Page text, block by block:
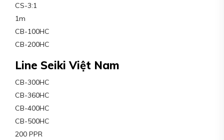
CS-3:1
1m
CB-100HC
CB-200HC
Line Seiki Việt Nam
CB-300HC
CB-360HC
CB-400HC
CB-500HC
200 PPR